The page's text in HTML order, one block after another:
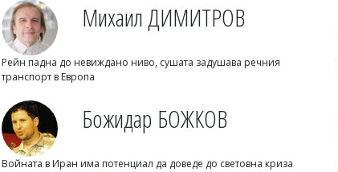
Михаил ДИМИТРОВ
Рейн падна до невиждано ниво, сушата задушава речния
транспорт в Европа
Божидар БОЖКОВ
Войната в Иран има потенциал да доведе до световна криза